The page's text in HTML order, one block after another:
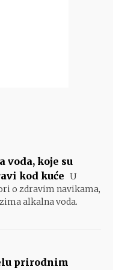
voda, koje su
kod kuće U
o zdravim navikama,
alkalna voda.
prirodnim